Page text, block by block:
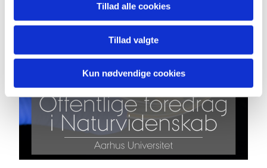
Tillad alle cookies
Tillad valgte
Kun nødvendige cookies